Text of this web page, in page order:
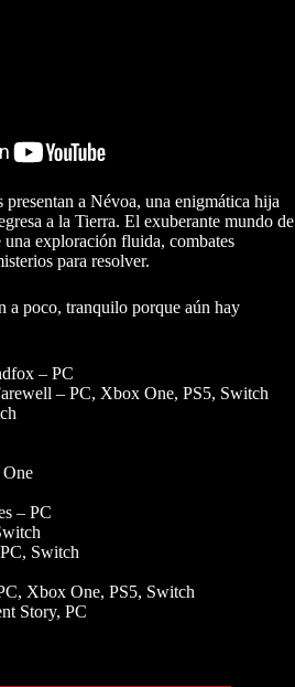
presentan a Névoa, una enigmática hija
a la Tierra. El exuberante mundo de
exploración fluida, combates
para resolver.
a poco, tranquilo porque aún hay
– PC
– PC, Xbox One, PS5, Switch
– PC
Switch
Xbox One, PS5, Switch
Story, PC